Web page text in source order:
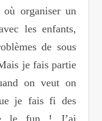
organiser un
les enfants,
de sous
je fais partie
on veut on
je fais fi des